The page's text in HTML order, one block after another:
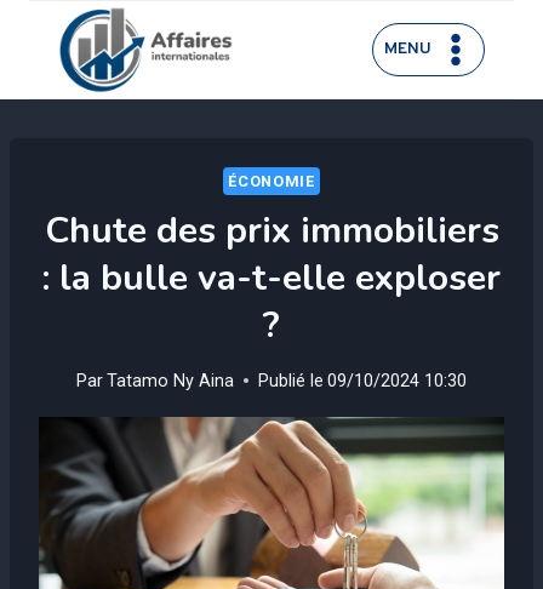
contenu
MENU
ÉCONOMIE
Chute des prix immobiliers
: la bulle va-t-elle exploser
?
ParTatamo Ny Aina Publié le 09/10/2024 10:30